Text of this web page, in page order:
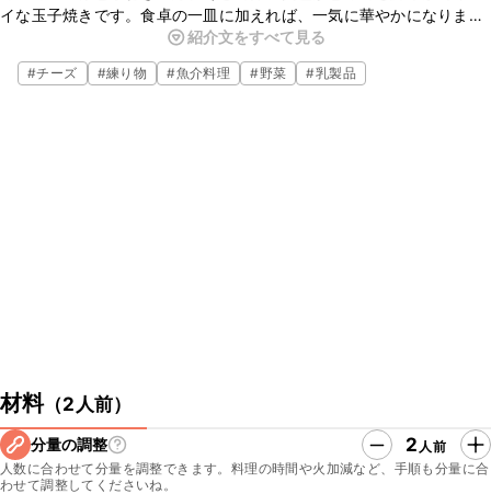
イな玉子焼きです。食卓の一皿に加えれば、一気に華やかになりま
す。普段の玉子焼きにちょっとだけ手を加えるだけなので、ぜひ作っ
てみて下さいね。
紹介文をすべて見る
#チーズ #練り物 #魚介料理 #野菜 #乳製品
材料（2人前）
分量の調整 2 人前
人数に合わせて分量を調整できます。料理の時間や火加減など、手順も分量に合
わせて調整してくださいね。